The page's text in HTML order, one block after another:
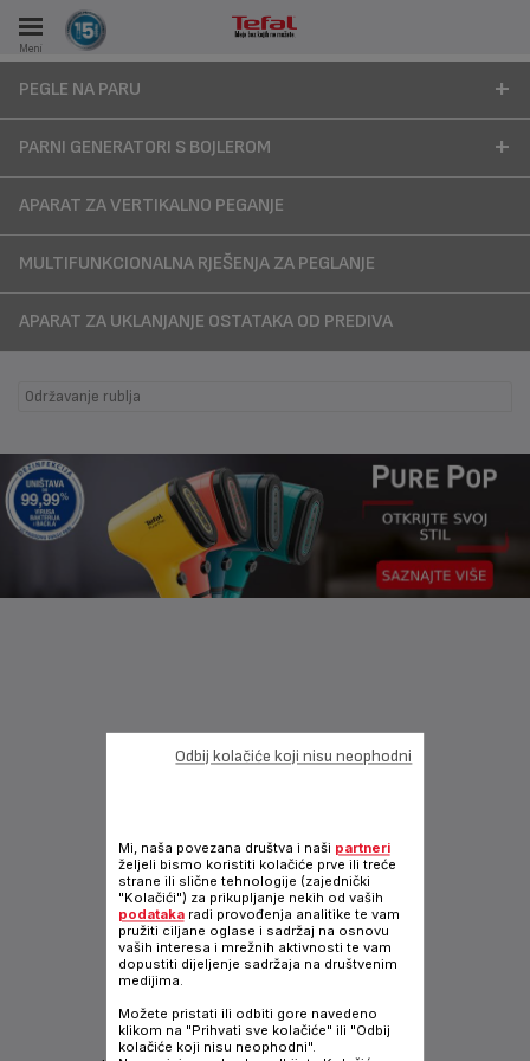
Meni
TOKOM 15 GODINA
PEGLE NA PARU
PARNI GENERATORI S BOJLEROM
APARAT ZA VERTIKALNO PEGANJE
MULTIFUNKCIONALNA RJEŠENJA ZA PEGLANJE
APARAT ZA UKLANJANJE OSTATAKA OD PREDIVA
Održavanje rublja
INOVACIJA
Mi, naša povezana društva i naši partneri
željeli bismo koristiti kolačiće prve ili treće
strane ili slične tehnologije (zajednički
"Kolačići") za prikupljanje nekih od vaših
podatakaradi provođenja analitike te vam
pružiti ciljane oglase i sadržaj na osnovu
vaših interesa i mrežnih aktivnosti te vam
dopustiti dijeljenje sadržaja na društvenim
medijima.
Možete pristati ili odbiti gore navedeno
klikom na "Prihvati sve kolačiće" ili "Odbij
kolačiće koji nisu neophodni".
Odbij kolačiće koji nisu neophodni